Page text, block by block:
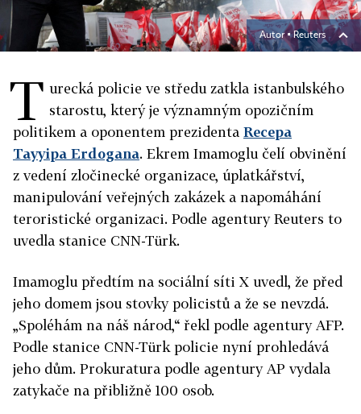
Autor ▪Reuters
T urecká policie ve středu zatkla istanbulského
starostu, který je významným opozičním
politikem a oponentem prezidenta Recepa
Tayyipa Erdogana. Ekrem Imamoglu čelí obvinění
z vedení zločinecké organizace, úplatkářství,
manipulování veřejných zakázek a napomáhání
teroristické organizaci. Podle agentury Reuters to
uvedla stanice CNN-Türk.
Imamoglu předtím na sociální síti X uvedl, že před
jeho domem jsou stovky policistů a že se nevzdá.
„Spoléhám na náš národ,“ řekl podle agentury AFP.
Podle stanice CNN-Türk policie nyní prohledává
jeho dům. Prokuratura podle agentury AP vydala
zatykače na přibližně 100 osob.